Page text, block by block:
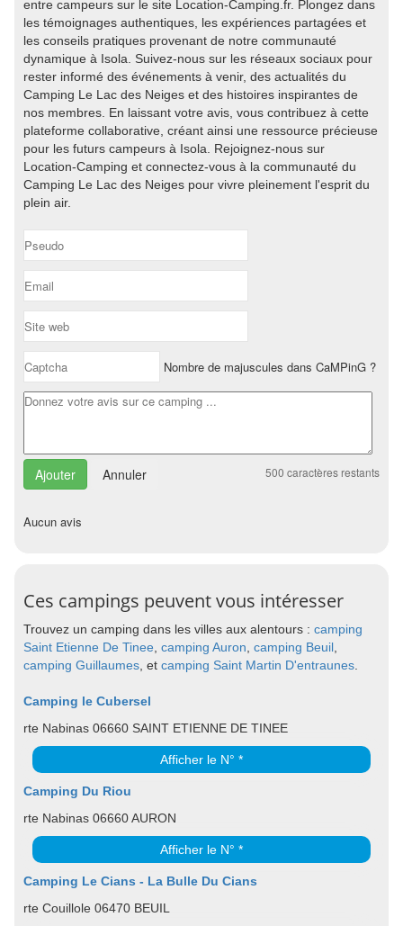
entre campeurs sur le site Location-Camping.fr. Plongez dans
les témoignages authentiques, les expériences partagées et
les conseils pratiques provenant de notre communauté
dynamique à Isola. Suivez-nous sur les réseaux sociaux pour
rester informé des événements à venir, des actualités du
Camping Le Lac des Neiges et des histoires inspirantes de
nos membres. En laissant votre avis, vous contribuez à cette
plateforme collaborative, créant ainsi une ressource précieuse
pour les futurs campeurs à Isola. Rejoignez-nous sur
Location-Camping et connectez-vous à la communauté du
Camping Le Lac des Neiges pour vivre pleinement l'esprit du
plein air.
Nombre de majuscules dans CaMPinG ?
Annuler 500 caractères restants
Aucun avis
Ces campings peuvent vous intéresser
Trouvez un camping dans les villes aux alentours : camping
Saint Etienne De Tinee camping Auron camping Beuil
camping Guillaumes , et camping Saint Martin D'entraunes
Camping le Cubersel
rte Nabinas 06660 SAINT ETIENNE DE TINEE
Afficher le N° *
Camping Du Riou
rte Nabinas 06660 AURON
Afficher le N° *
Camping Le Cians - La Bulle Du Cians
rte Couillole 06470 BEUIL